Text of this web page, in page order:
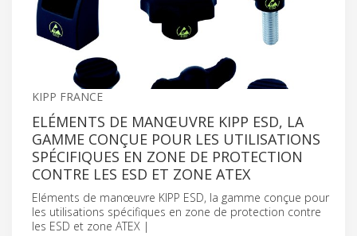
KIPP FRANCE
ELÉMENTS DE MANŒUVRE KIPP ESD, LA
GAMME CONÇUE POUR LES UTILISATIONS
SPÉCIFIQUES EN ZONE DE PROTECTION
CONTRE LES ESD ET ZONE ATEX
Eléments de manœuvre KIPP ESD, la gamme conçue pour
les utilisations spécifiques en zone de protection contre
les ESD et zone ATEX |